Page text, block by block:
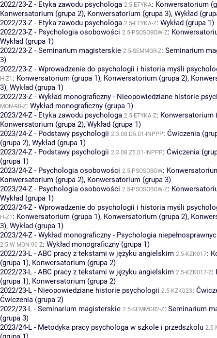
2022/23-Z - Etyka zawodu psychologa 2.5-ETYKA: Konwersatorium
Konwersatorium (grupa 2), Konwersatorium (grupa 3), Wykład
2022/23-Z - Etyka zawodu psychologa 2.5-ETYKA-Z: Wykład (grupa 1)
2022/23-Z - Psychologia osobowości 2.5-PSOSOBOW-Z:
Wykład (grupa 1)
2022/23-Z - Seminarium magisterskie 2.5-SEMMGR-Z: Seminarium
3)
2022/23-Z - Wprowadzenie do psychologii i historia myśli
H-Z1 : Konwersatorium (grupa 1), Konwersatorium (grupa 2),
3), Wykład (grupa 1)
2022/23-Z - Wykład monograficzny - Nieopowiedziane historie
MON-98-Z: Wykład monograficzny (grupa 1)
2023/24-Z - Etyka zawodu psychologa 2.5-ETYKA-Z: Konwersatorium
Konwersatorium (grupa 2), Wykład (grupa 1)
2023/24-Z - Podstawy psychologii 2.3.08.D5.01-INPPP: Ćwiczenia
(grupa 2), Wykład (grupa 1)
2023/24-Z - Podstawy psychologii 2.3.08.Z5.01-INPPP: Ćwiczenia
(grupa 1)
2023/24-Z - Psychologia osobowości 2.5-PSOSOBOW:
Konwersatorium (grupa 2), Konwersatorium (grupa 3)
2023/24-Z - Psychologia osobowości 2.5-PSOSOBOW-Z:
Wykład (grupa 1)
2023/24-Z - Wprowadzenie do psychologii i historia myśli
H-Z1 : Konwersatorium (grupa 1), Konwersatorium (grupa 2),
3), Wykład (grupa 1)
2023/24-Z - Wykład monograficzny - Psychologia
2.5-W-MON-90-Z: Wykład monograficzny (grupa 1)
2022/23-L - ABC pracy z tekstami w języku angielskim 2.5-KZK017:
(grupa 1), Konwersatorium (grupa 2)
2022/23-L - ABC pracy z tekstami w języku angielskim 2.5-KZK017-Z:
(grupa 1), Konwersatorium (grupa 2)
2022/23-L - Nieopowiedziane historie psychologii 2.5-KZK023:
Ćwiczenia (grupa 2)
2022/23-L - Seminarium magisterskie 2.5-SEMMGR2-Z: Seminarium
(grupa 3)
2023/24-L - Metodyka pracy psychologa w szkole i przedszkolu 2.5-